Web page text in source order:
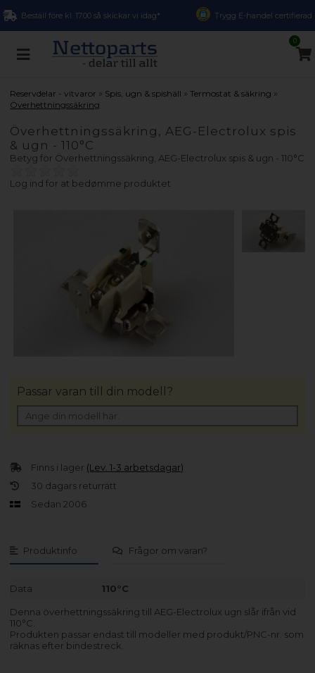
Beställ före kl. 17.00 så skickar vi idag* Trygg E-handel certifierad
0
Reservdelar - vitvaror » Spis, ugn & spishäll »Termostat & säkring »
Överhettningssäkring
Överhettningssäkring, AEG-Electrolux spis
& ugn - 110°C
Betyg för Överhettningssäkring, AEG-Electrolux spis & ugn - 110°C
Log ind for at bedømme produktet
Produktinfo Frågor om varan?
Data 110°C
Denna överhettningssäkring till AEG-Electrolux ugn slår ifrån vid
110°C.
Produkten passar endast till modeller med produkt/PNC-nr. som
räknas efter bindestreck.
Finns i lager (Lev. 1-3 arbetsdagar)
30 dagars returrätt
Sedan 2006
Passar varan till din modell?